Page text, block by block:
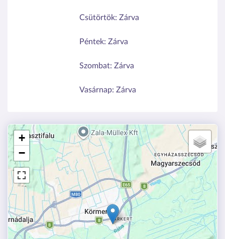
Csütörtök: Zárva
Péntek: Zárva
Szombat: Zárva
Vasárnap: Zárva
+
−